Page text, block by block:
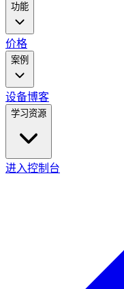
功能
价格
案例
设备博客
学习资源
进入控制台